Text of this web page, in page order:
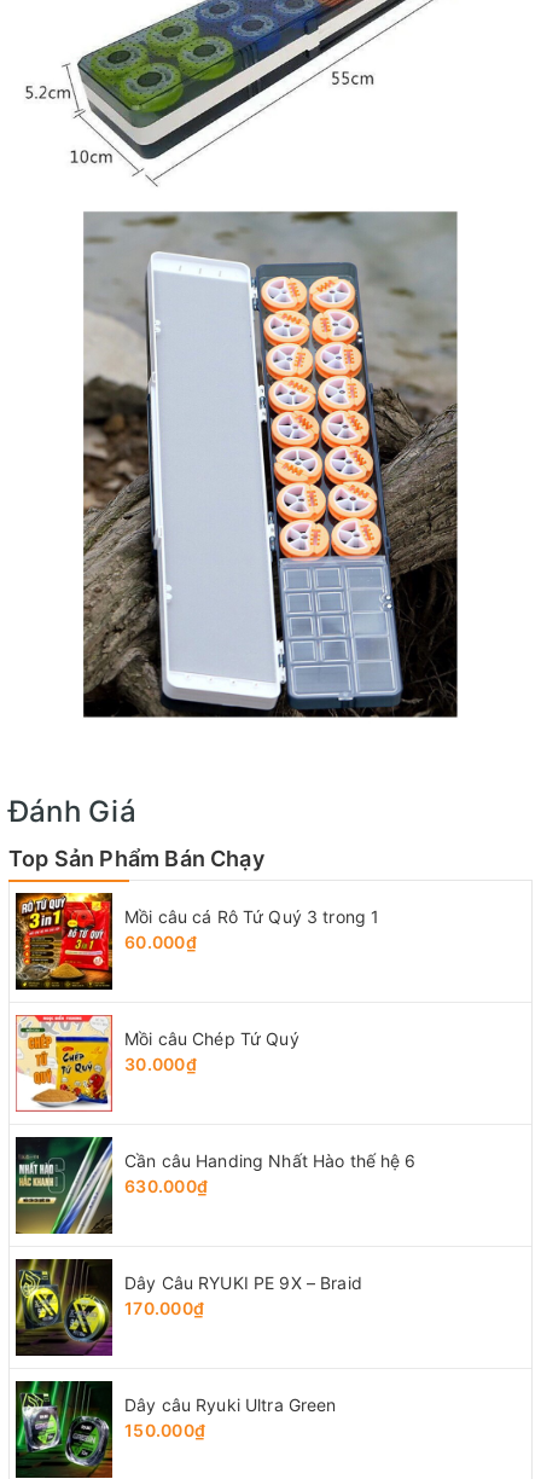
Đánh Giá
Top Sản Phẩm Bán Chạy
Mồi câu cá Rô Tứ Quý 3 trong 1
60.000₫
Mồi câu Chép Tứ Quý
30.000₫
Cần câu Handing Nhất Hào thế hệ 6
630.000₫
Dây Câu RYUKI PE 9X – Braid
170.000₫
Dây câu Ryuki Ultra Green
150.000₫